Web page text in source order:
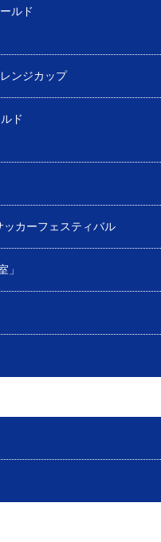
ルド
ンジカップ
ド
カーフェスティバル
」